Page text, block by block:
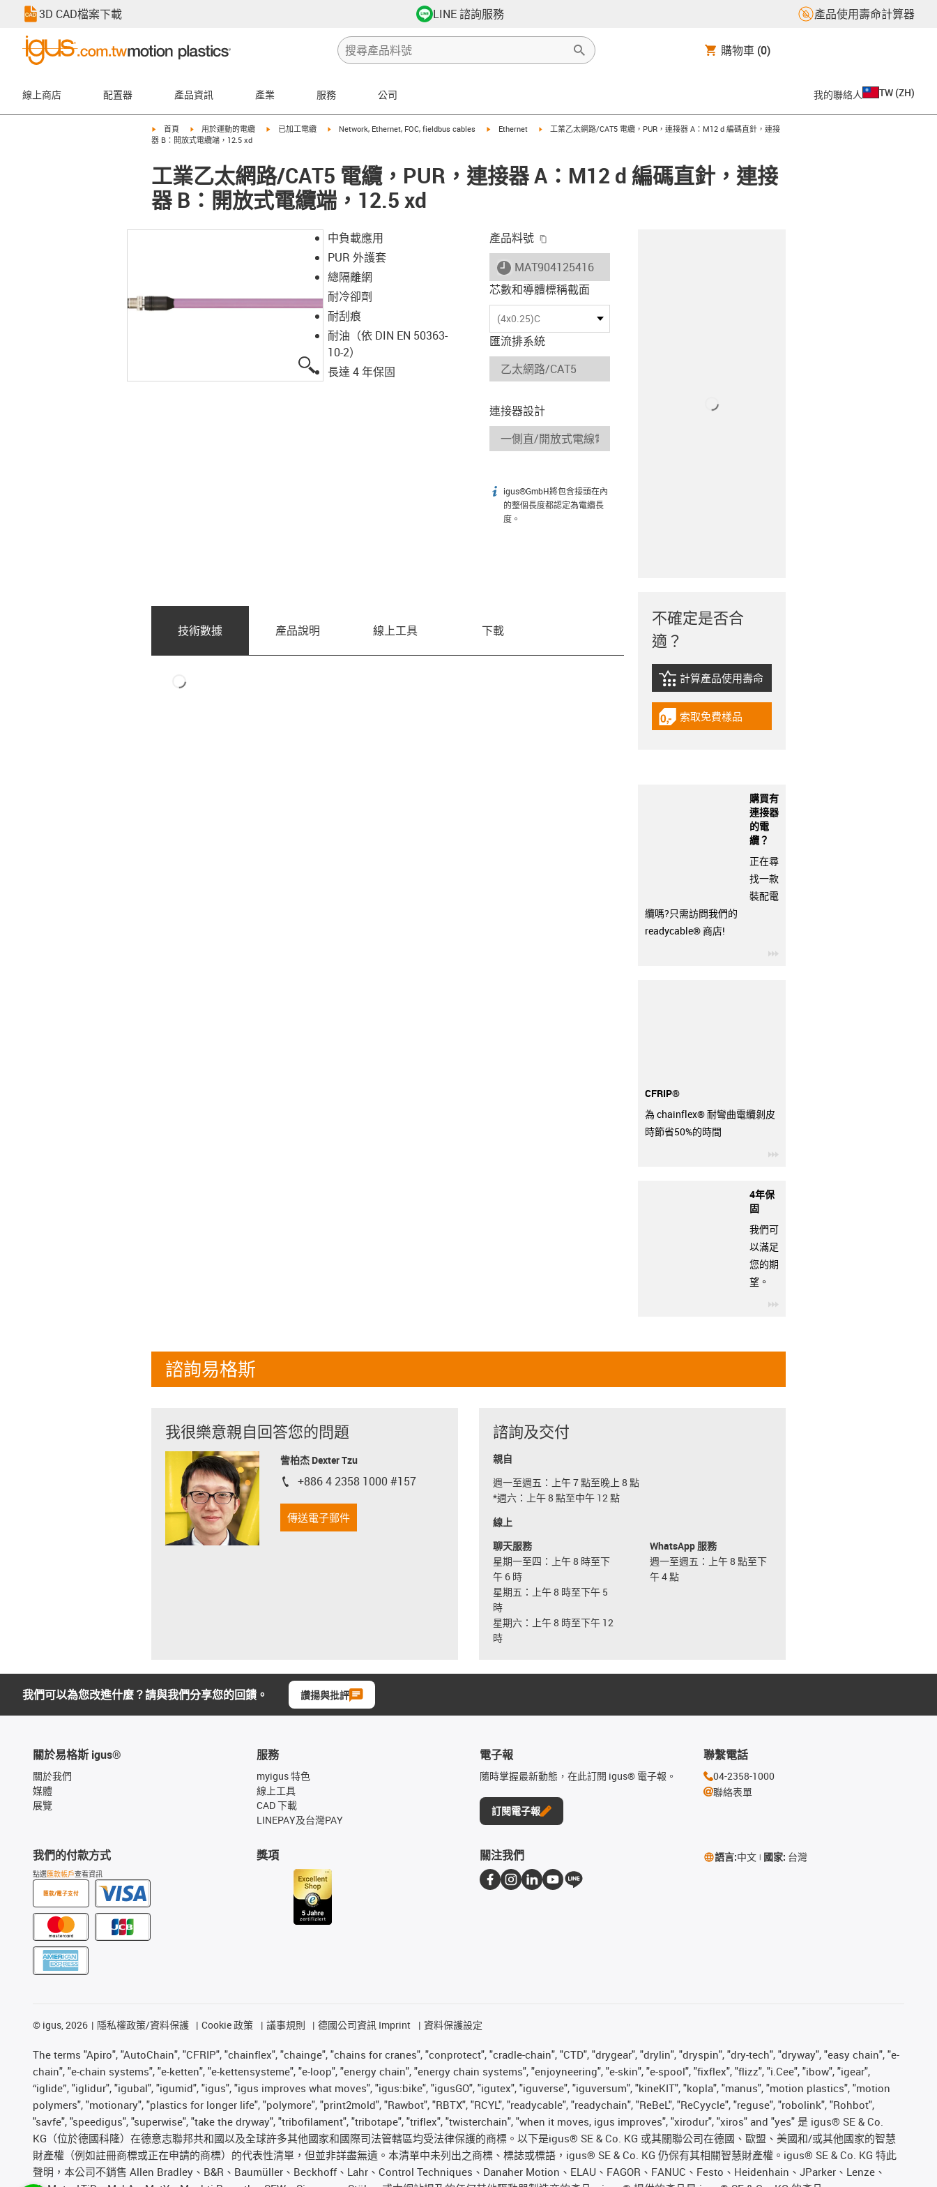
3D CAD檔案下載 LINE 諮詢服務 產品使用壽命計算器
購物車 (0)
線上商店 配置器 產品資訊 產業 服務 公司 我的聯絡人 TW (ZH)
igus-icon-arrow-right
首頁 igus-icon-arrow-right
用於運動的電纜 igus-icon-arrow-right
已加工電纜 igus-icon-arrow-right
Network, Ethernet, FOC, fieldbus cables igus-icon-arrow-right
Ethernet igus-icon-arrow-right
工業乙太網路/CAT5 電纜，PUR，連接器 A：M12 d 編碼直針，連接
器 B：開放式電纜端，12.5 xd
工業乙太網路/CAT5 電纜，PUR，連接器 A：M12 d 編碼直針，連接
器 B：開放式電纜端，12.5 xd
igus-icon-lupe
中負載應用
PUR 外護套
總隔離網
耐冷卻劑
耐刮痕
耐油（依 DIN EN 50363-
10-2）
長達 4 年保固
產品料號
igus-icon-lieferzeit
MAT904125416
芯數和導體標稱截面
(4x0.25)C
匯流排系統
連接器設計
igus-icon-info
igus®GmbH將包含接頭在內
的整個長度都認定為電纜長
度。
技術數據 產品說明 線上工具 下載
不確定是否合
適？
igus-icon-lebensdauerrechner
計算產品使用壽命
igus-icon-gratismuster
索取免費樣品
購買有
連接器
的電
纜？
正在尋
找一款
裝配電
纜嗎?只需訪問我們的
readycable® 商店!
CFRIP®
為 chainflex® 耐彎曲電纜剝皮
時節省50%的時間
4年保
固
我們可
以滿足
您的期
望。
諮詢易格斯
我很樂意親自回答您的問題
訾柏杰 Dexter Tzu
igus-icon-phone
+886 4 2358 1000 #157
傳送電子郵件
諮詢及交付
親自
週一至週五：上午 7 點至晚上 8 點
*週六：上午 8 點至中午 12 點
線上
聊天服務
星期一至四：上午 8 時至下
午 6 時
星期五：上午 8 時至下午 5
時
星期六：上午 8 時至下午 12
時
WhatsApp 服務
週一至週五：上午 8 點至下
午 4 點
我們可以為您改進什麼？請與我們分享您的回饋。 讚揚與批評
關於易格斯 igus®
關於我們
媒體
展覽
我們的付款方式
點選匯款帳戶查看資訊
匯款/電子支付
服務
myigus 特色
線上工具
CAD 下載
LINEPAY及台灣PAY
獎項
電子報
隨時掌握最新動態，在此訂閱 igus® 電子報。
訂閱電子報
聯繫電話
04-2358-1000
聯絡表單
關注我們 語言:中文 國家: 台灣
© igus, 2026 隱私權政策/資料保護 Cookie 政策 議事規則 德國公司資訊 Imprint 資料保護設定
The terms "Apiro", "AutoChain", "CFRIP", "chainflex", "chainge", "chains for cranes", "conprotect", "cradle-chain", "CTD", "drygear", "drylin", "dryspin", "dry-tech", "dryway", "easy chain", "e-
chain", "e-chain systems", "e-ketten", "e-kettensysteme", "e-loop", "energy chain", "energy chain systems", "enjoyneering", "e-skin", "e-spool", "fixflex", "flizz", "i.Cee", "ibow", "igear",
“iglide”, "iglidur", "igubal", "igumid", "igus", "igus improves what moves", "igus:bike", "igusGO", "igutex", "iguverse", "iguversum", "kineKIT", "kopla", "manus", "motion plastics", "motion
polymers", "motionary", "plastics for longer life", "polymore", "print2mold", "Rawbot", "RBTX", "RCYL", "readycable", "readychain", "ReBeL", "ReCyycle", "reguse", "robolink", "Rohbot",
"savfe", "speedigus", "superwise", "take the dryway", "tribofilament", "tribotape", "triflex", "twisterchain", "when it moves, igus improves", "xirodur", "xiros" and "yes" 是 igus® SE & Co.
KG（位於德國科隆）在德意志聯邦共和國以及全球許多其他國家和國際司法管轄區均受法律保護的商標。以下是igus® SE & Co. KG 或其關聯公司在德國、歐盟、美國和/或其他國家的智慧
財產權（例如註冊商標或正在申請的商標）的代表性清單，但並非詳盡無遺。本清單中未列出之商標、標誌或標語，igus® SE & Co. KG 仍保有其相關智慧財產權。igus® SE & Co. KG 特此
聲明，本公司不銷售 Allen Bradley、B&R、Baumüller、Beckhoff、Lahr、Control Techniques、Danaher Motion、ELAU、FAGOR、FANUC、Festo、Heidenhain、JParker、Lenze、